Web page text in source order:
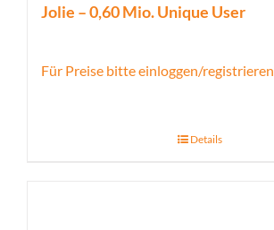
Jolie – 0,60 Mio. Unique User
Für Preise bitte einloggen/registrieren
Details